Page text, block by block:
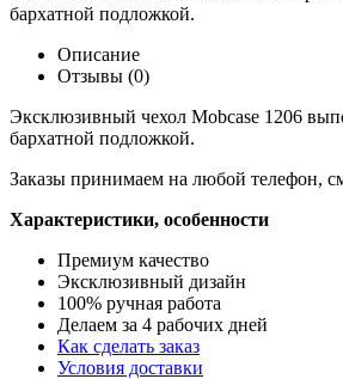
бархатной подложкой.
Описание
Отзывы (0)
Эксклюзивный чехол Mobcase 1206
бархатной подложкой.
Заказы принимаем на любой телефон,
Характеристики, особенности
Премиум качество
Эксклюзивный дизайн
100% ручная работа
Делаем за 4 рабочих дней
Как сделать заказ
Условия доставки